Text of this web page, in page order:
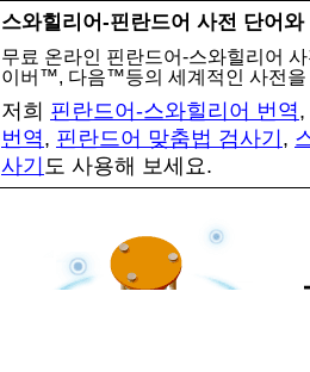
스와힐리어-핀란드어 사전 단어
무료 온라인 핀란드어-스와힐리어
이버™, 다음™등의 세계적인 사전을
저희 핀란드어-스와힐리어 번역,
번역, 핀란드어 맞춤법 검사기 ,
사기 도 사용해 보세요.